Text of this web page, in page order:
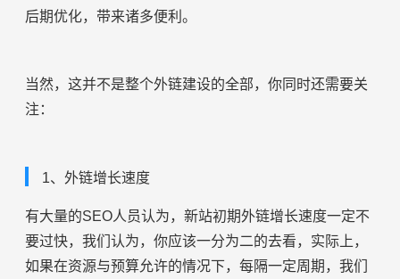
后期优化，带来诸多便利。
当然，这并不是整个外链建设的全部，你同时还需要关
注：
1、外链增长速度
有大量的SEO人员认为，新站初期外链增长速度一定不
要过快，我们认为，你应该一分为二的去看，实际上，
如果在资源与预算允许的情况下，每隔一定周期，我们